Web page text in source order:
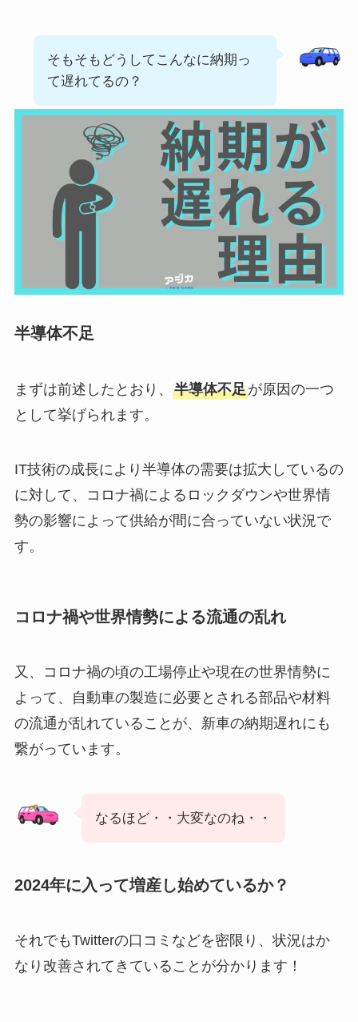
そもそもどうしてこんなに納期っ
て遅れてるの？
半導体不足
まずは前述したとおり、 半導体不足が原因の一つ
として挙げられます。
IT技術の成長により半導体の需要は拡大しているの
に対して、コロナ禍によるロックダウンや世界情
勢の影響によって供給が間に合っていない状況で
す。
コロナ禍や世界情勢による流通の乱れ
又、コロナ禍の頃の工場停止や現在の世界情勢に
よって、自動車の製造に必要とされる部品や材料
の流通が乱れていることが、新車の納期遅れにも
繋がっています。
なるほど・・大変なのね・・
2024年に入って増産し始めているか？
それでもTwitterの口コミなどを密限り、状況はか
なり改善されてきていることが分かります！